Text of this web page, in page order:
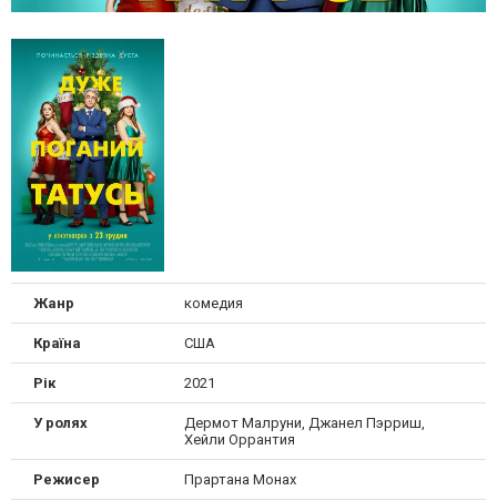
Жанр комедия
Країна США
Рік 2021
У ролях
Дермот Малруни, Джанел Пэрриш,
Хейли Оррантия
Режисер Прартана Монах